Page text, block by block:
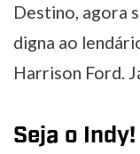
Destino, agora
digna ao
Harrison Ford.
Seja o Indy!